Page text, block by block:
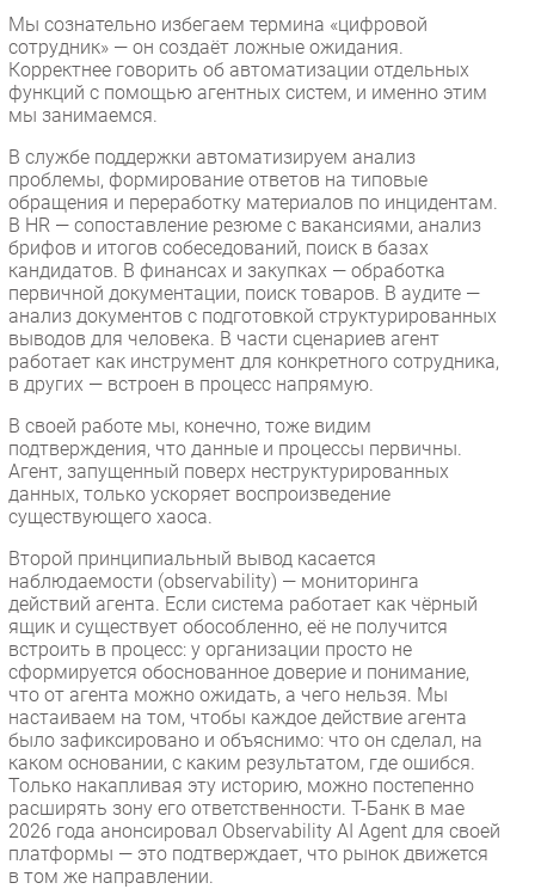
Новости
Аналитика
Интервью
Мероприятия
Проекты
IT класс
Тестовый стенд
Каталог компаний
Мы сознательно избегаем термина «цифровой
сотрудник» — он создаёт ложные ожидания.
Корректнее говорить об автоматизации отдельных
функций с помощью агентных систем, и именно этим
мы занимаемся.
В службе поддержки автоматизируем анализ
проблемы, формирование ответов на типовые
обращения и переработку материалов по инцидентам.
В HR — сопоставление резюме с вакансиями, анализ
брифов и итогов собеседований, поиск в базах
кандидатов. В финансах и закупках — обработка
первичной документации, поиск товаров. В аудите —
анализ документов с подготовкой структурированных
выводов для человека. В части сценариев агент
работает как инструмент для конкретного сотрудника,
в других — встроен в процесс напрямую.
В своей работе мы, конечно, тоже видим
подтверждения, что данные и процессы первичны.
Агент, запущенный поверх неструктурированных
данных, только ускоряет воспроизведение
существующего хаоса.
Второй принципиальный вывод касается
наблюдаемости (observability) — мониторинга
действий агента. Если система работает как чёрный
ящик и существует обособленно, её не получится
встроить в процесс: у организации просто не
сформируется обоснованное доверие и понимание,
что от агента можно ожидать, а чего нельзя. Мы
настаиваем на том, чтобы каждое действие агента
было зафиксировано и объяснимо: что он сделал, на
каком основании, с каким результатом, где ошибся.
Только накапливая эту историю, можно постепенно
расширять зону его ответственности. Т-Банк в мае
2026 года анонсировал Observability AI Agent для своей
платформы — это подтверждает, что рынок движется
в том же направлении.